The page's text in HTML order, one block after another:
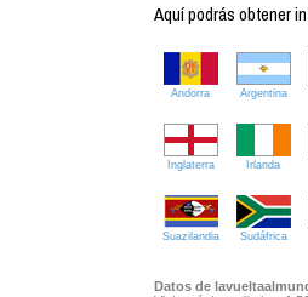
Aquí podrás obtener
Andorra Argentina
Inglaterra Irlanda
Suazilandia Sudáfrica
Datos de